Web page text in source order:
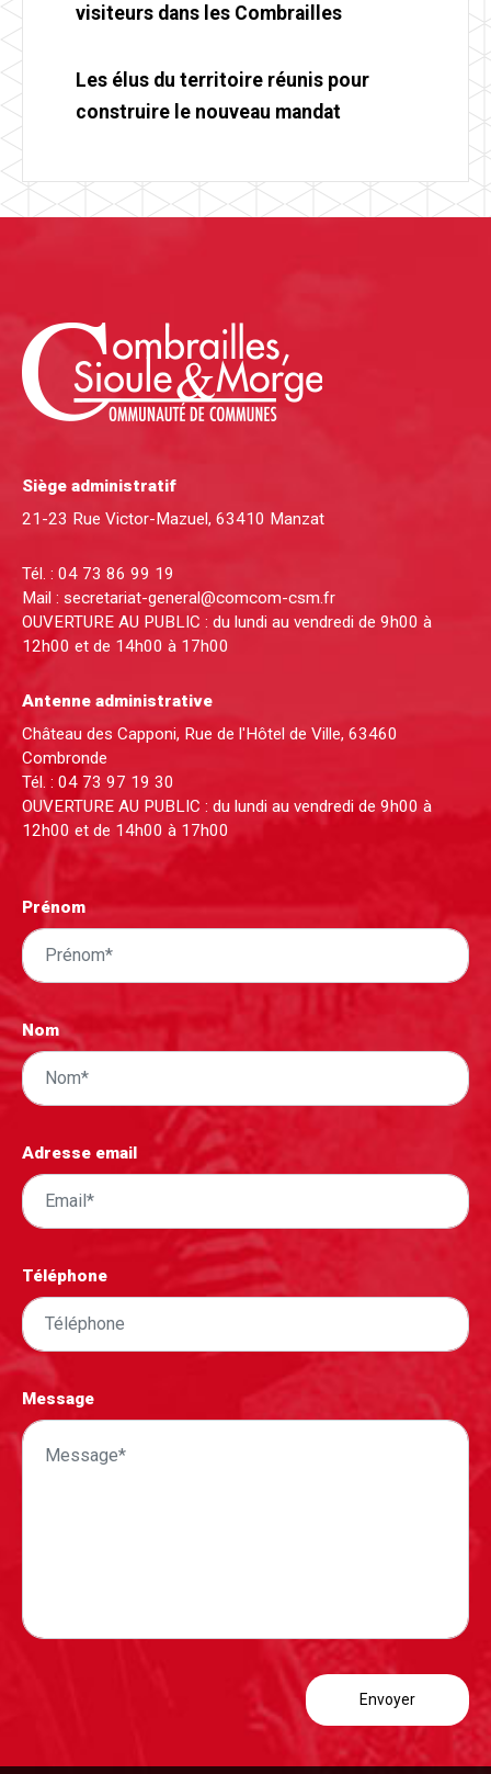
visiteurs dans les Combrailles
Les élus du territoire réunis pour
construire le nouveau mandat
Siège administratif
21-23 Rue Victor-Mazuel, 63410 Manzat
Tél. : 04 73 86 99 19
Mail : secretariat-general@comcom-csm.fr
OUVERTURE AU PUBLIC : du lundi au vendredi de 9h00 à
12h00 et de 14h00 à 17h00
Antenne administrative
Château des Capponi, Rue de l'Hôtel de Ville, 63460
Combronde
Tél. : 04 73 97 19 30
OUVERTURE AU PUBLIC : du lundi au vendredi de 9h00 à
12h00 et de 14h00 à 17h00
Prénom
Nom
Adresse email
Téléphone
Message